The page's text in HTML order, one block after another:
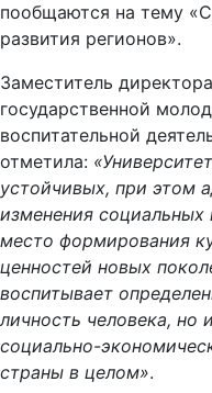
пообщаются на тему
развития регионов».
Заместитель
государственной
воспитательной
отметила:
устойчивых, при этом
изменения социальных
место формирования
ценностей новых
воспитывает
личность человека, но
социально-
страны в целом».